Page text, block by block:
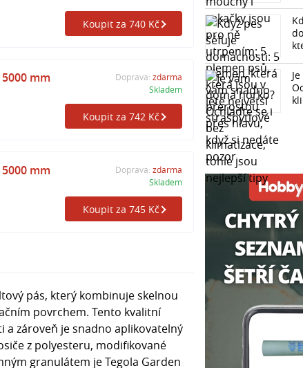
Koupit za 740 Kč
mm
Doprava: zdarma
Skladem
Koupit za 742 Kč
mm
Doprava: zdarma
Skladem
Koupit za 745 Kč
pás, který kombinuje skelnou
povrchem. Tento kvalitní
zároveň je snadno aplikovatelný
z polyesteru, modifikované
granulátem je Tegola Garden